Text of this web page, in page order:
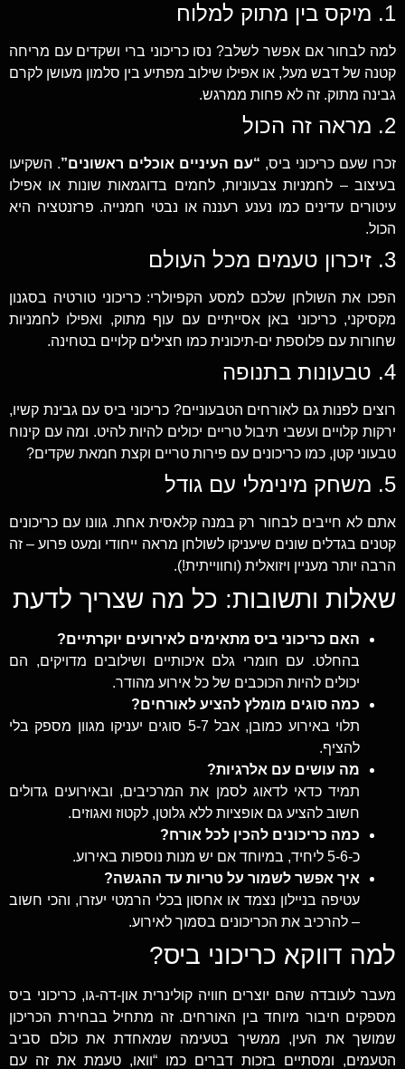
1. מיקס בין מתוק למלוח
למה לבחור אם אפשר לשלב? נסו כריכוני ברי ושקדים עם מריחה
קטנה של דבש מעל, או אפילו שילוב מפתיע בין סלמון מעושן לקרם
גבינה מתוק. זה לא פחות ממרגש.
2. מראה זה הכול
זכרו שעם כריכוני ביס, “עם העיניים אוכלים ראשונים”. השקיעו
בעיצוב – לחמניות צבעוניות, לחמים בדוגמאות שונות או אפילו
עיטורים עדינים כמו נענע רעננה או נבטי חמנייה. פרזנטציה היא
הכול.
3. זיכרון טעמים מכל העולם
הפכו את השולחן שלכם למסע הקפיולרי: כריכוני טורטיה בסגנון
מקסיקני, כריכוני באן אסייתיים עם עוף מתוק, ואפילו לחמניות
שחורות עם פלוספת ים-תיכונית כמו חצילים קלויים בטחינה.
4. טבעונות בתנופה
רוצים לפנות גם לאורחים הטבעוניים? כריכוני ביס עם גבינת קשיו,
ירקות קלויים ועשבי תיבול טריים יכולים להיות להיט. ומה עם קינוח
טבעוני קטן, כמו כריכונים עם פירות טריים וקצת חמאת שקדים?
5. משחק מינימלי עם גודל
אתם לא חייבים לבחור רק במנה קלאסית אחת. גוונו עם כריכונים
קטנים בגדלים שונים שיעניקו לשולחן מראה ייחודי ומעט פרוע – זה
הרבה יותר מעניין ויזואלית (וחווייתית!).
שאלות ותשובות: כל מה שצריך לדעת
האם כריכוני ביס מתאימים לאירועים יוקרתיים?
בהחלט. עם חומרי גלם איכותיים ושילובים מדויקים, הם
יכולים להיות הכוכבים של כל אירוע מהודר.
כמה סוגים מומלץ להציע לאורחים?
תלוי באירוע כמובן, אבל 5-7 סוגים יעניקו מגוון מספק בלי
להציף.
מה עושים עם אלרגיות?
תמיד כדאי לדאוג לסמן את המרכיבים, ובאירועים גדולים
חשוב להציע גם אופציות ללא גלוטן, לקטוז ואגוזים.
כמה כריכונים להכין לכל אורח?
כ-5-6 ליחיד, במיוחד אם יש מנות נוספות באירוע.
איך אפשר לשמור על טריות עד ההגשה?
עטיפה בניילון נצמד או אחסון בכלי הרמטי יעזרו, והכי חשוב
– להרכיב את הכריכונים בסמוך לאירוע.
למה דווקא כריכוני ביס?
מעבר לעובדה שהם יוצרים חוויה קולינרית און-דה-גו, כריכוני ביס
מספקים חיבור מיוחד בין האורחים. זה מתחיל בבחירת הכריכון
שמושך את העין, ממשיך בטעימה שמאחדת את כולם סביב
הטעמים, ומסתיים בזכות דברים כמו “וואו, טעמת את זה עם